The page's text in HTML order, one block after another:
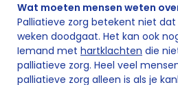
Wat moeten mensen weten
Palliatieve zorg betekent niet
weken doodgaat. Het kan ook
Iemand met hartklachten die
palliatieve zorg. Heel veel
palliatieve zorg alleen is als je